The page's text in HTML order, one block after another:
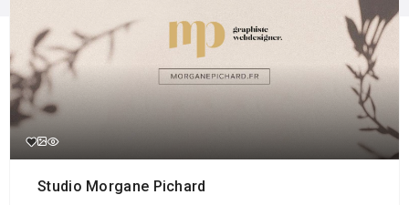
Studio Morgane Pichard